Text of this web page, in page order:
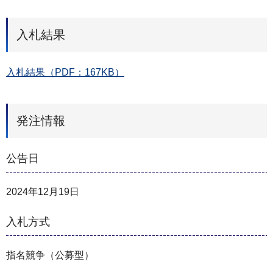
入札結果
入札結果（PDF：167KB）
発注情報
公告日
2024年12月19日
入札方式
指名競争（公募型）